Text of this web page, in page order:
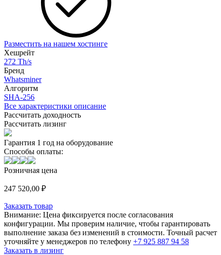
Разместить на нашем хостинге
Хешрейт
272 Th/s
Бренд
Whatsminer
Алгоритм
SHA-256
Все характеристики описание
Рассчитать доходность
Рассчитать лизинг
Гарантия 1 год на оборудование
Способы оплаты:
Розничная цена
247 520,00 ₽
Заказать товар
Внимание: Цена фиксируется после согласования
конфигурации. Мы проверим наличие, чтобы гарантировать
выполнение заказа без изменений в стоимости. Точный расчет
уточняйте у менеджеров по телефону +7 925 887 94 58
Заказать в лизинг